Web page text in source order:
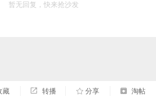
暂无回复，快来抢沙发
藏 转播 分享 淘帖